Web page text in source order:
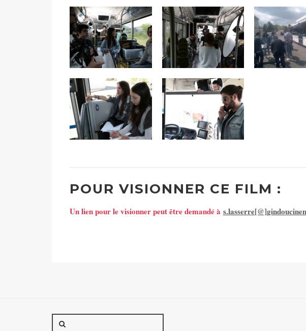
POUR VISIONNER CE FILM :
Un lien pour le visionner peut être demandé à